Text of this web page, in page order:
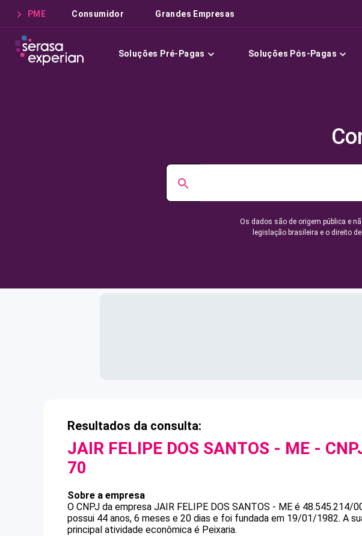
PME Consumidor Grandes Empresas
Soluções Pré-Pagas Soluções Pós-Pagas
Os dados são de origem pública e
legislação brasileira e o direito
Resultados da consulta:
JAIR FELIPE DOS SANTOS - ME -
70
Sobre a empresa
O CNPJ da empresa JAIR FELIPE DOS SANTOS - ME é 48.545.214/
possui 44 anos, 6 meses e 20 dias e foi fundada em 19/01/1982. A
principal atividade econômica é Peixaria.